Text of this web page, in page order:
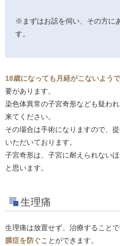
※まずはお話を伺い、その方に
す。
18歳になっても月経がこないよう
要があります。
染色体異常の子宮奇形なども疑わ
来てください。
その場合は手術になりますので、
いただいております。
子宮奇形は、子宮に耐えられない
と思います。
生理痛
生理痛は放置せず、治療することで
膜症を防ぐことができます。